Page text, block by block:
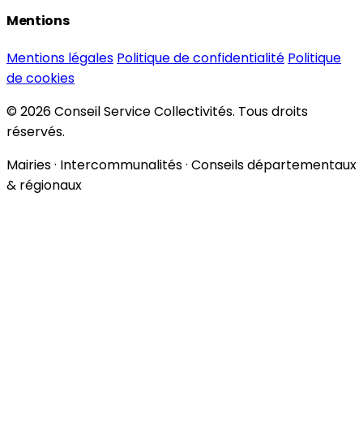
Mentions
Mentions légales Politique de confidentialité Politique
de cookies
© 2026 Conseil Service Collectivités. Tous droits
réservés.
Mairies · Intercommunalités · Conseils départementaux
& régionaux